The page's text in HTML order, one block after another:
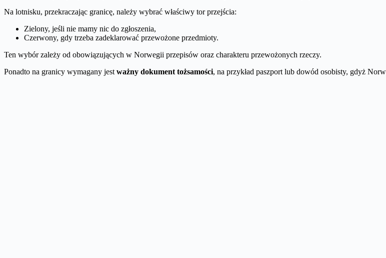
Na lotnisku, przekraczając granicę, należy wybrać właściwy tor przejścia:
Zielony, jeśli nie mamy nic do zgłoszenia,
Czerwony, gdy trzeba zadeklarować przewożone przedmioty.
Ten wybór zależy od obowiązujących w Norwegii przepisów oraz charakteru przewożonych rzeczy.
Ponadto na granicy wymagany jest ważny dokument tożsamości, na przykład paszport lub dowód osobisty, gdyż